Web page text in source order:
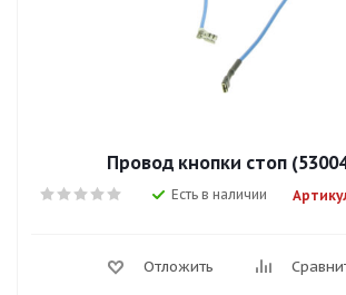
Провод кнопки стоп
Есть в наличии
Отложить